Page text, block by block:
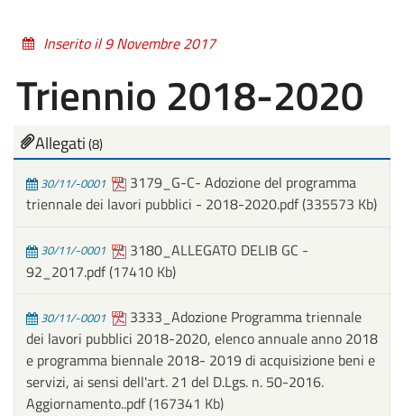
Inserito il 9 Novembre 2017
Triennio 2018-2020
Allegati(8)
30/11/-0001
3179_G-C- Adozione del programma
triennale dei lavori pubblici - 2018-2020.pdf(335573 Kb)
30/11/-0001
3180_ALLEGATO DELIB GC -
92_2017.pdf(17410 Kb)
30/11/-0001
3333_Adozione Programma triennale
dei lavori pubblici 2018-2020, elenco annuale anno 2018
e programma biennale 2018- 2019 di acquisizione beni e
servizi, ai sensi dell'art. 21 del D.Lgs. n. 50-2016.
Aggiornamento..pdf(167341 Kb)